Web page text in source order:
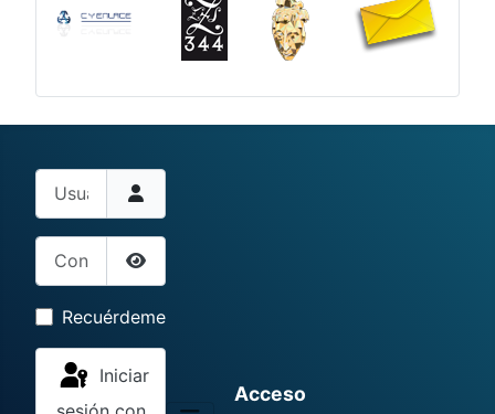
Usuario
Contraseña
Mostrar contraseña
Recuérdeme
Acceso